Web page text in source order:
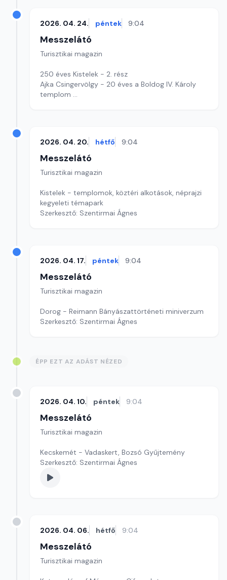
2026. 04. 24. péntek 9:04
Messzelátó
Turisztikai magazin
250 éves Kistelek - 2. rész
Ajka Csingervölgy - 20 éves a Boldog IV. Károly
templom
2026. 04. 20. hétfő 9:04
Messzelátó
Turisztikai magazin
Kistelek - templomok, köztéri alkotások, néprajzi
kegyeleti témapark
Szerkesztő: Szentirmai Ágnes
2026. 04. 17. péntek 9:04
Messzelátó
Turisztikai magazin
Dorog - Reimann Bányászattörténeti miniverzum
Szerkesztő: Szentirmai Ágnes
ÉPP EZT AZ ADÁST NÉZED
2026. 04. 10. péntek 9:04
Messzelátó
Turisztikai magazin
Kecskemét - Vadaskert, Bozsó Gyűjtemény
Szerkesztő: Szentirmai Ágnes
2026. 04. 06. hétfő 9:04
Messzelátó
Turisztikai magazin